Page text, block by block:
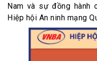
Nam và sự đồng hành
Hiệp hội An ninh mạng